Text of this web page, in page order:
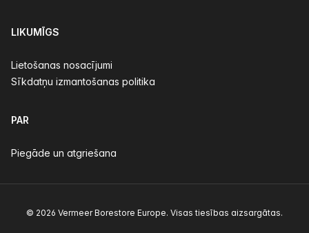
LIKUMĪGS
Lietošanas nosacījumi
Sīkdatņu izmantošanas politika
PAR
Piegāde un atgriešana
© 2026 Vermeer Borestore Europe. Visas tiesības aizsargātas.